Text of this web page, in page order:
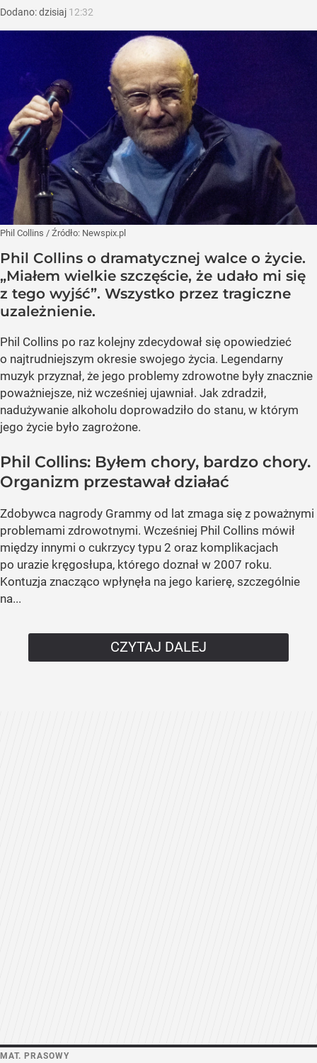
Dodano:dzisiaj 12:32
Phil Collins / Źródło: Newspix.pl
Phil Collins o dramatycznej walce o życie.
„Miałem wielkie szczęście, że udało mi się
z tego wyjść”. Wszystko przez tragiczne
uzależnienie.
Phil Collins po raz kolejny zdecydował się opowiedzieć
o najtrudniejszym okresie swojego życia. Legendarny
muzyk przyznał, że jego problemy zdrowotne były znacznie
poważniejsze, niż wcześniej ujawniał. Jak zdradził,
nadużywanie alkoholu doprowadziło do stanu, w którym
jego życie było zagrożone.
Phil Collins: Byłem chory, bardzo chory.
Organizm przestawał działać
Zdobywca nagrody Grammy od lat zmaga się z poważnymi
problemami zdrowotnymi. Wcześniej Phil Collins mówił
między innymi o cukrzycy typu 2 oraz komplikacjach
po urazie kręgosłupa, którego doznał w 2007 roku.
Kontuzja znacząco wpłynęła na jego karierę, szczególnie
na...
CZYTAJ DALEJ
MAT. PRASOWY